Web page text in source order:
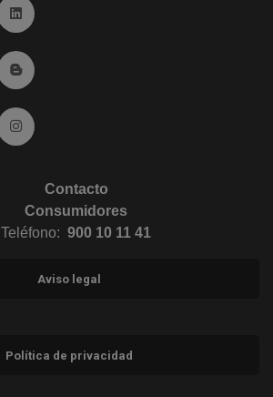
Ir a Linkedin (abre en ventana nueva)
Ir al Blog (abre en ventana nueva)
Ir a Instagram (abre en ventana nueva)
Contacto
Consumidores
Teléfono: 900 10 11 41
Aviso legal
Política de privacidad